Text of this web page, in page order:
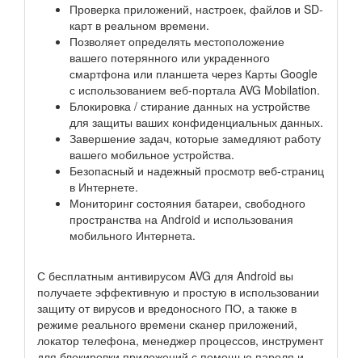
Проверка приложений, настроек, файлов и SD-
карт в реальном времени.
Позволяет определять местоположение
вашего потерянного или украденного
смартфона или планшета через Карты Google
с использованием веб-портала AVG Mobilation.
Блокировка / стирание данных на устройстве
для защиты ваших конфиденциальных данных.
Завершение задач, которые замедляют работу
вашего мобильное устройства.
Безопасный и надежный просмотр веб-страниц
в Интернете.
Мониторинг состояния батареи, свободного
пространства на Android и использования
мобильного Интернета.
С бесплатным антивирусом AVG для Android вы
получаете эффективную и простую в использовании
защиту от вирусов и вредоносного ПО, а также в
режиме реального времени сканер приложений,
локатор телефона, менеджер процессов, инструмент